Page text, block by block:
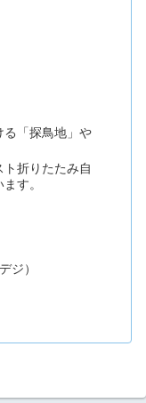
る「探鳥地」や
折りたたみ自
す。
ジ）